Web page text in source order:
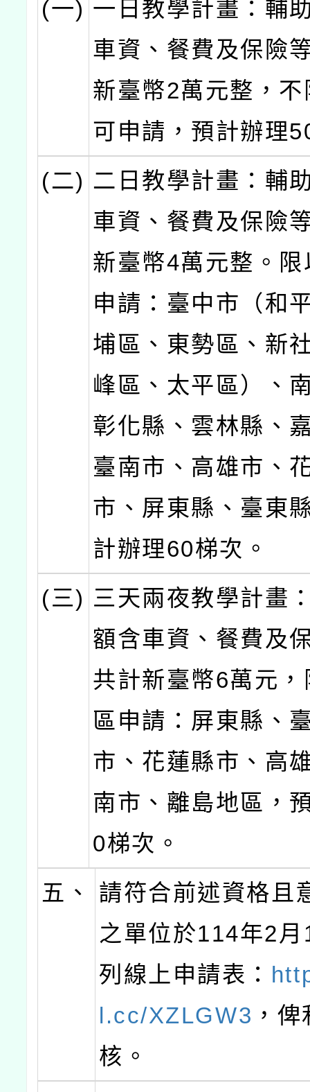
(一) 一日教學計畫：輔
車資、餐費及保險
新臺幣2萬元整，
可申請，預計辦理
(二) 二日教學計畫：輔
車資、餐費及保險
新臺幣4萬元整。
申請：臺中市（和
埔區、東勢區、新
峰區、太平區）、
彰化縣、雲林縣、
臺南市、高雄市、
市、屏東縣、臺東
計辦理60梯次。
(三) 三天兩夜教學計畫
額含車資、餐費及
共計新臺幣6萬元
區申請：屏東縣、
市、花蓮縣市、高
南市、離島地區，
0梯次。
五、
請符合前述資格且
之單位於114年2
列線上申請表：
l.cc/XZLGW3 ，
核。